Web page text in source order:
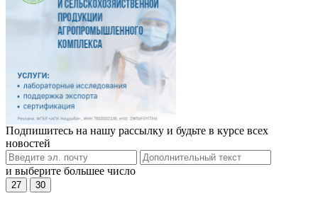
Подпишитесь на нашу рассылку и будьте в курсе всех
новостей
и выберите большее число
27 30